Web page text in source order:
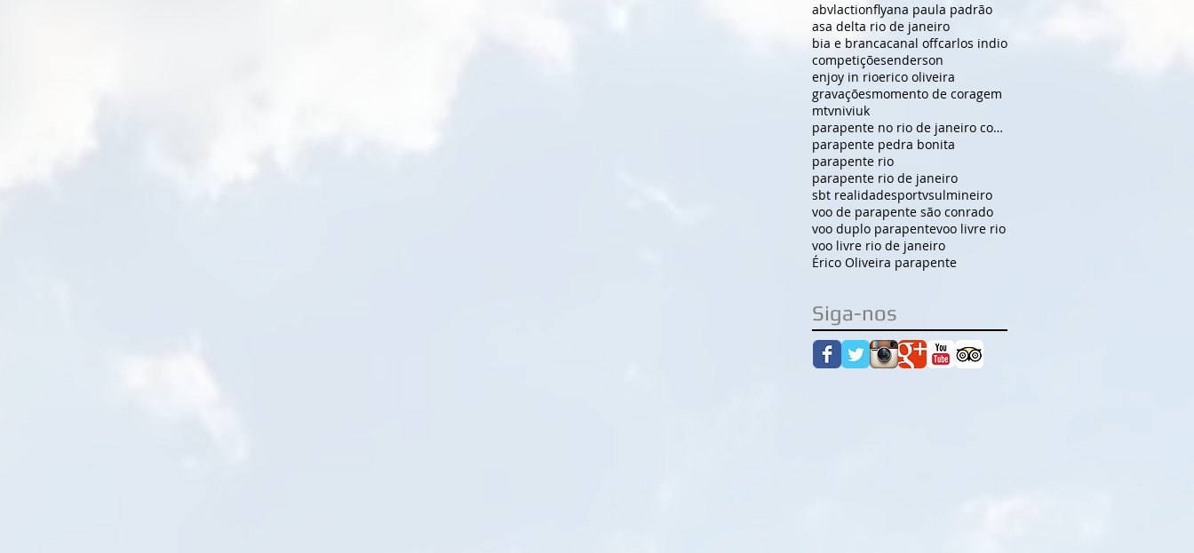
abvlactionflyana paula padrão
asa delta rio de janeiro
bia e brancacanal offcarlos indio
competiçõesenderson
enjoy in rioerico oliveira
gravaçõesmomento de coragem
mtvniviuk
parapente no rio de janeiro com campeão
parapente pedra bonita
parapente rio
parapente rio de janeiro
sbt realidadesportvsulmineiro
voo de parapente são conrado
voo duplo parapentevoo livre rio
voo livre rio de janeiro
Érico Oliveira parapente
Siga-nos